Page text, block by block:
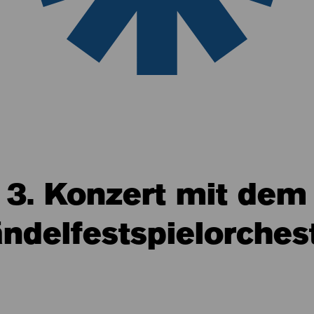
3. Konzert mit dem